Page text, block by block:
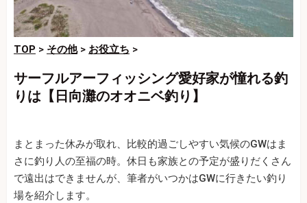
TOP > その他> お役立ち >
サーフルアーフィッシング愛好家が憧れる釣
りは【日向灘のオオニベ釣り】
まとまった休みが取れ、比較的過ごしやすい気候のGWはま
さに釣り人の至福の時。休日も家族との予定が盛りだくさん
で遠出はできませんが、筆者がいつかはGWに行きたい釣り
場を紹介します。